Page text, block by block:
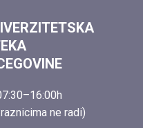
ne radi)